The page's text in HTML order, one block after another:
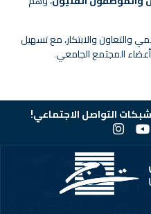
والتعاون والابتكار، مع تسهيل
المجتمع الجامعي.
التواصل الاجتماعي!